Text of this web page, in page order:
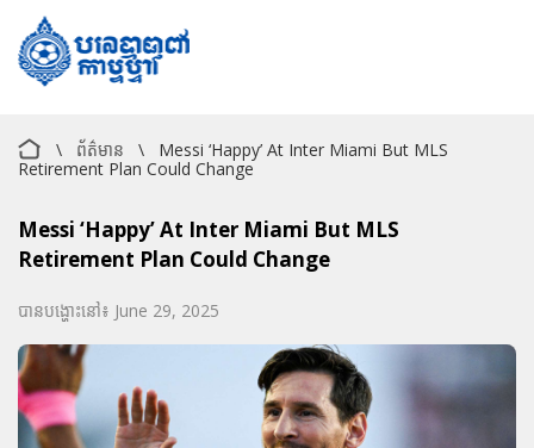
\ ព័ត៌មាន \
Messi ‘happy’ At Inter Miami But MLS
Retirement Plan Could Change
Messi ‘happy’ At Inter Miami But MLS
Retirement Plan Could Change
បានបង្ហោះនៅ៖ June 29, 2025